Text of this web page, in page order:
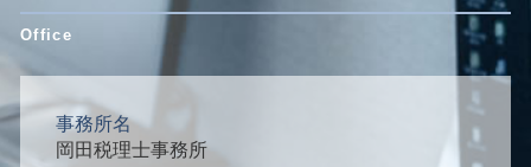
事務所名
岡田税理士事務所